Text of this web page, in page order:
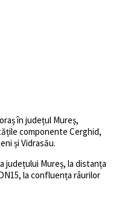
în județul Mureș,
componente Cerghid,
și Vidrasău.
județului Mureș, la distanța
la confluența râurilor